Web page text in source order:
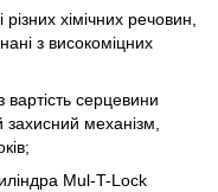
різних хімічних речовин,
з високоміцних
вартість серцевини
механізм,
Mul-T-Lock